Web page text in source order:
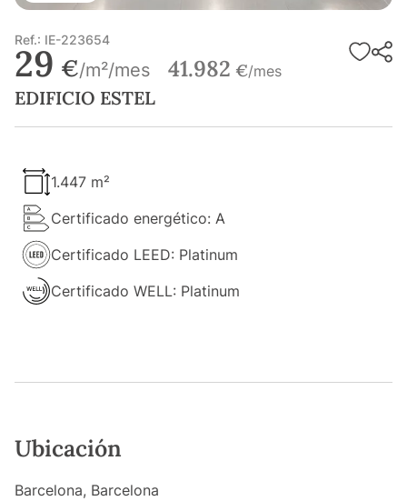
Ref.: IE-223654
29 €/m²/mes 41.982 €/mes
EDIFICIO ESTEL
1.447 m²
Certificado energético: A
Certificado LEED: Platinum
Certificado WELL: Platinum
Ubicación
Barcelona, Barcelona